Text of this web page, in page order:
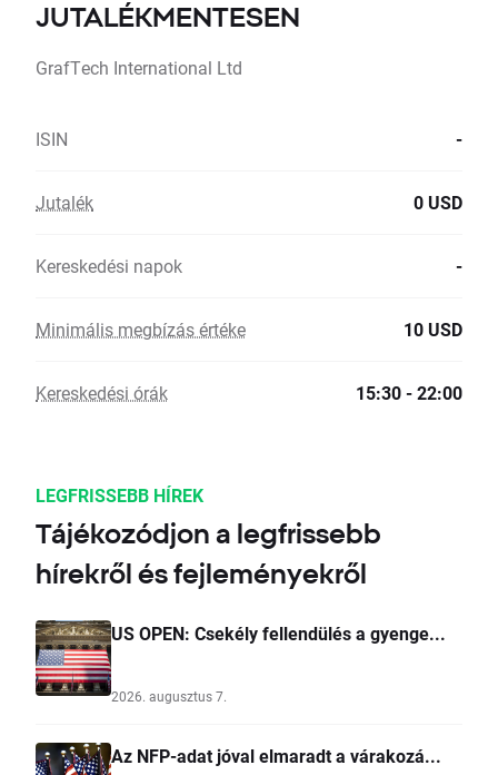
JUTALÉKMENTESEN
GrafTech International Ltd
ISIN -
Jutalék 0 USD
Kereskedési napok -
Minimális megbízás értéke 10 USD
Kereskedési órák 15:30 - 22:00
LEGFRISSEBB HÍREK
Tájékozódjon a legfrissebb
hírekről és fejleményekről
US OPEN: Csekély fellendülés a gyenge...
2026. augusztus 7.
Az NFP-adat jóval elmaradt a várakozá...